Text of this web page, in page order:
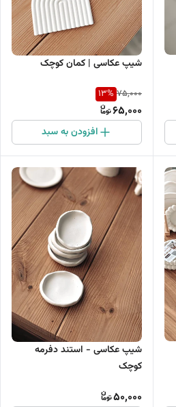
شیپ عکاسی | کمان کوچک
75,000
13%
65,000
افزودن به سبد
شیپ عکاسی - استند دفرمه
کوچک
50,000